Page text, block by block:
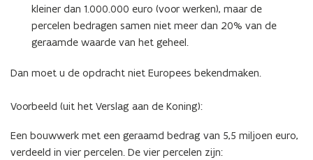
kleiner dan 1.000.000 euro (voor werken), maar de
percelen bedragen samen niet meer dan 20% van de
geraamde waarde van het geheel.
Dan moet u de opdracht niet Europees bekendmaken.
Voorbeeld (uit het Verslag aan de Koning):
Een bouwwerk met een geraamd bedrag van 5,5 miljoen euro,
verdeeld in vier percelen. De vier percelen zijn: